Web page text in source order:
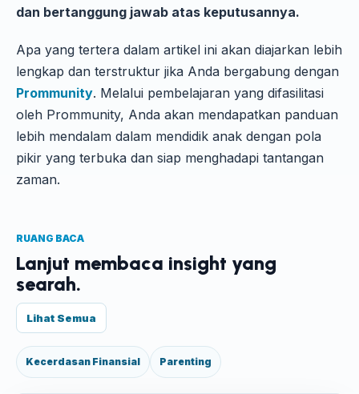
dan bertanggung jawab atas keputusannya.
Apa yang tertera dalam artikel ini akan diajarkan lebih
lengkap dan terstruktur jika Anda bergabung dengan
Prommunity. Melalui pembelajaran yang difasilitasi
oleh Prommunity, Anda akan mendapatkan panduan
lebih mendalam dalam mendidik anak dengan pola
pikir yang terbuka dan siap menghadapi tantangan
zaman.
RUANG BACA
Lanjut membaca insight yang
searah.
Lihat Semua
Kecerdasan Finansial Parenting